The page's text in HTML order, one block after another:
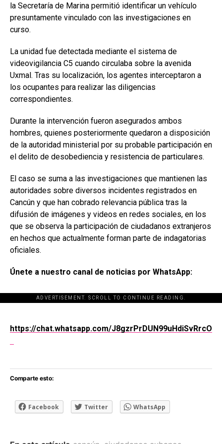
la Secretaría de Marina permitió identificar un vehículo
presuntamente vinculado con las investigaciones en
curso.
La unidad fue detectada mediante el sistema de
videovigilancia C5 cuando circulaba sobre la avenida
Uxmal. Tras su localización, los agentes interceptaron a
los ocupantes para realizar las diligencias
correspondientes.
Durante la intervención fueron asegurados ambos
hombres, quienes posteriormente quedaron a disposición
de la autoridad ministerial por su probable participación en
el delito de desobediencia y resistencia de particulares.
El caso se suma a las investigaciones que mantienen las
autoridades sobre diversos incidentes registrados en
Cancún y que han cobrado relevancia pública tras la
difusión de imágenes y videos en redes sociales, en los
que se observa la participación de ciudadanos extranjeros
en hechos que actualmente forman parte de indagatorias
oficiales.
Únete a nuestro canal de noticias por WhatsApp:
ADVERTISEMENT. SCROLL TO CONTINUE READING.
[adsforwp id="243463"]
https://chat.whatsapp.com/J8gzrPrDUN99uHdiSvRrcO
Comparte esto:
Facebook Twitter WhatsApp